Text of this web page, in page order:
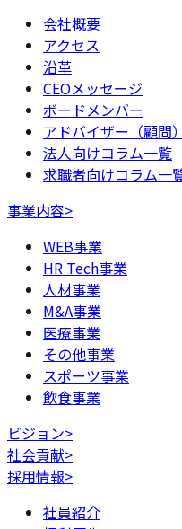
会社概要
アクセス
沿革
CEOメッセージ
ボードメンバー
アドバイザー（顧問）
法人向けコラム一覧
求職者向けコラム一
事業内容>
WEB事業
HR Tech事業
人材事業
M&A事業
医療事業
その他事業
スポーツ事業
飲食事業
ビジョン>
社会貢献>
採用情報>
社員紹介